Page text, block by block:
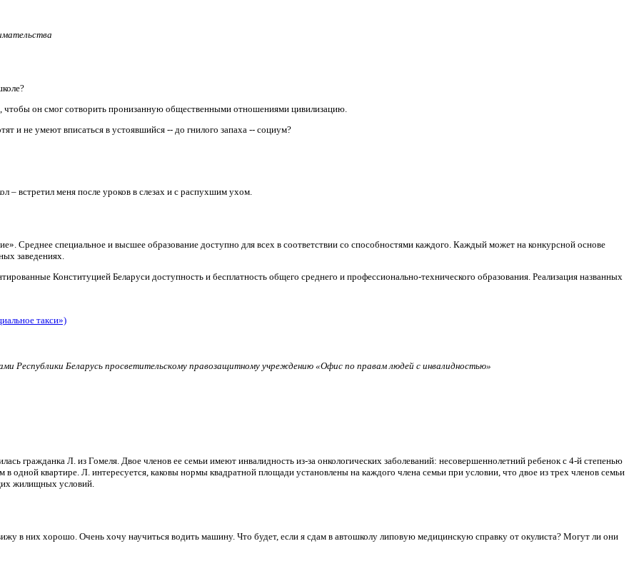
он смог сотворить пронизанную общественными отношениями цивилизацию.
и не умеют вписаться в устоявшийся -- до гнилого запаха -- социум?
– встретил меня после уроков в слезах и с распухшим ухом.
Среднее специальное и высшее образование доступно для всех в соответствии со способностями каждого. Каждый может на конкурсной основе
заведениях.
Конституцией Беларуси доступность и бесплатность общего среднего и профессионально-технического образования. Реализация названных
такси»)
Республики Беларусь просветительскому правозащитному учреждению «Офис по правам людей с инвалидностью»
гражданка Л. из Гомеля. Двое членов ее семьи имеют инвалидность из-за онкологических заболеваний: несовершеннолетний ребенок с 4-й степенью
квартире. Л. интересуется, каковы нормы квадратной площади установлены на каждого члена семьи при условии, что двое из трех членов семьи
жилищных условий.
в них хорошо. Очень хочу научиться водить машину. Что будет, если я сдам в автошколу липовую медицинскую справку от окулиста? Могут ли они